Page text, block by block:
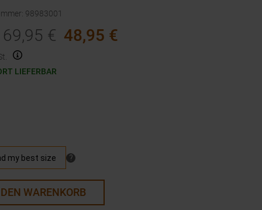
: 98983001
69,95 € 48,95 €
LIEFERBAR
WARENKORB